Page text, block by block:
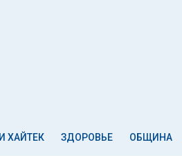
ХАЙТЕК ЗДОРОВЬЕ ОБЩИНА